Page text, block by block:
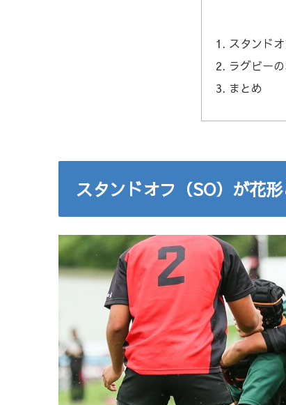
スタンド
ラグビー
まとめ
スタンドオフ（SO）が花